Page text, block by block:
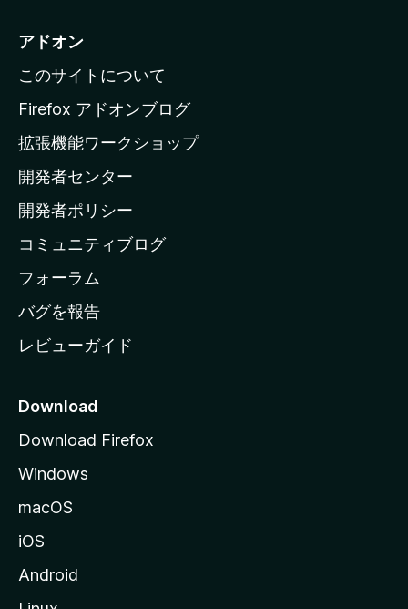
i
l
a
ホ
ー
ム
ー
ジ
へ
アドオン
このサイトについて
Firefox アドオンブログ
拡張機能ワークショップ
開発者センター
開発者ポリシー
コミュニティブログ
フォーラム
バグを報告
レビューガイド
Download
Download Firefox
Windows
macOS
iOS
Android